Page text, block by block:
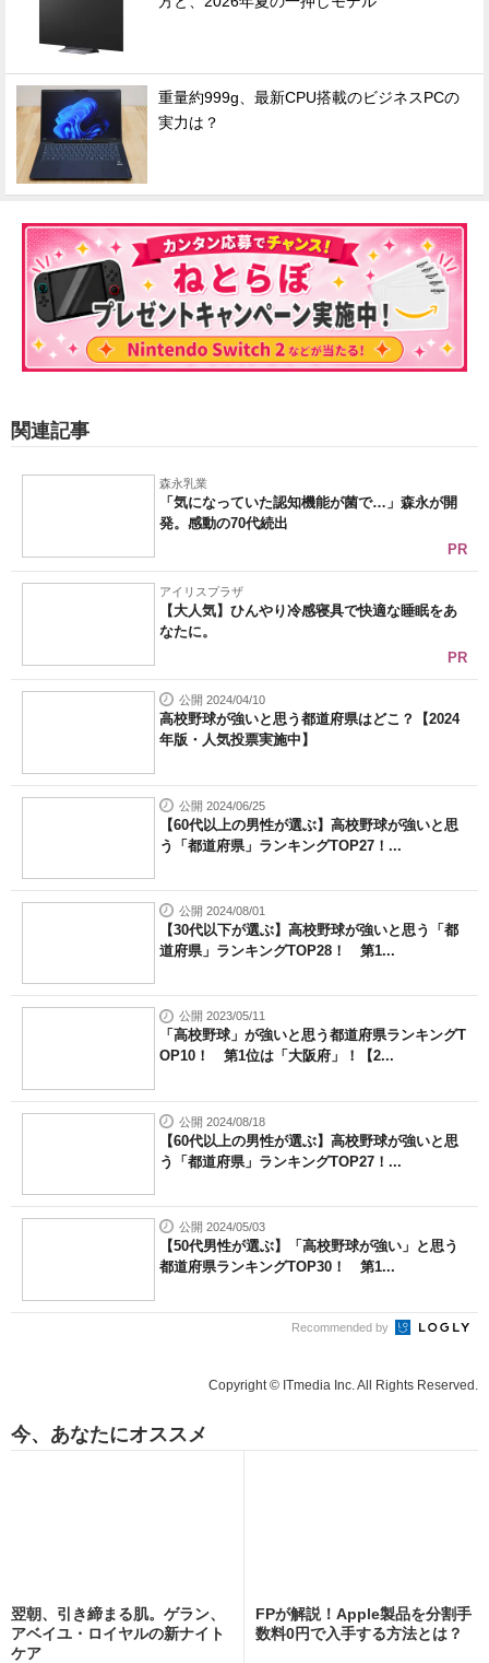
重量約999g、最新CPU搭載のビジネスPCの
実力は？
関連記事
森永乳業
「気になっていた認知機能が菌で…」森永が開
発。感動の70代続出
PR
アイリスプラザ
【大人気】ひんやり冷感寝具で快適な睡眠をあ
なたに。
PR
公開 2024/04/10
高校野球が強いと思う都道府県はどこ？【2024
年版・人気投票実施中】
公開 2024/06/25
【60代以上の男性が選ぶ】高校野球が強いと思
う「都道府県」ランキングTOP27！...
公開 2024/08/01
【30代以下が選ぶ】高校野球が強いと思う「都
道府県」ランキングTOP28！ 第1...
公開 2023/05/11
「高校野球」が強いと思う都道府県ランキングT
OP10！ 第1位は「大阪府」！【2...
公開 2024/08/18
【60代以上の男性が選ぶ】高校野球が強いと思
う「都道府県」ランキングTOP27！...
公開 2024/05/03
【50代男性が選ぶ】「高校野球が強い」と思う
都道府県ランキングTOP30！ 第1...
Recommended by
Copyright © ITmedia Inc. All Rights Reserved.
今、あなたにオススメ
翌朝、引き締まる肌。ゲラン、
アベイユ・ロイヤルの新ナイト
ケア
FPが解説！Apple製品を分割手
数料0円で入手する方法とは？